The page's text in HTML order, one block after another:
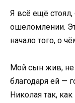
Я всё ещё
ошеломлении.
начало того, о
Мой сын жив, не
благодаря ей —
Николая так,